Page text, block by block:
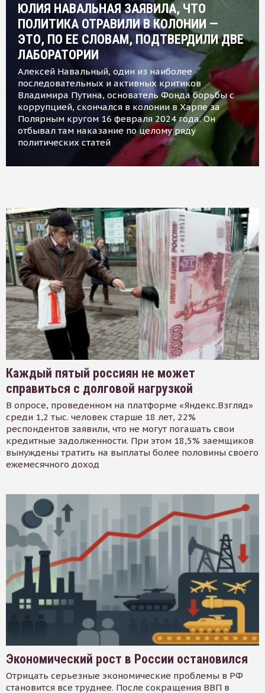
ЮЛИЯ НАВАЛЬНАЯ ЗАЯВИЛА, ЧТО
ПОЛИТИКА ОТРАВИЛИ В КОЛОНИИ —
ЭТО, ПО ЕЕ СЛОВАМ, ПОДТВЕРДИЛИ ДВЕ
ЛАБОРАТОРИИ
Алексей Навальный, один из наиболее
последовательных и активных критиков
Владимира Путина, основатель Фонда борьбы с
коррупцией, скончался в колонии в Харпе за
Полярным кругом 16 февраля 2024 года. Он
отбывал там наказание по целому ряду
политических статей
Каждый пятый россиян не может
справиться с долговой нагрузкой
В опросе, проведенном на платформе «Яндекс.Взгляд»
среди 1,2 тыс. человек старше 18 лет, 22%
респондентов заявили, что не могут погашать свои
кредитные задолженности. При этом 18,5% заемщиков
вынуждены тратить на выплаты более половины своего
ежемесячного доход
Экономический рост в России остановился
Отрицать серьезные экономические проблемы в РФ
становится все труднее. После сокращения ВВП в